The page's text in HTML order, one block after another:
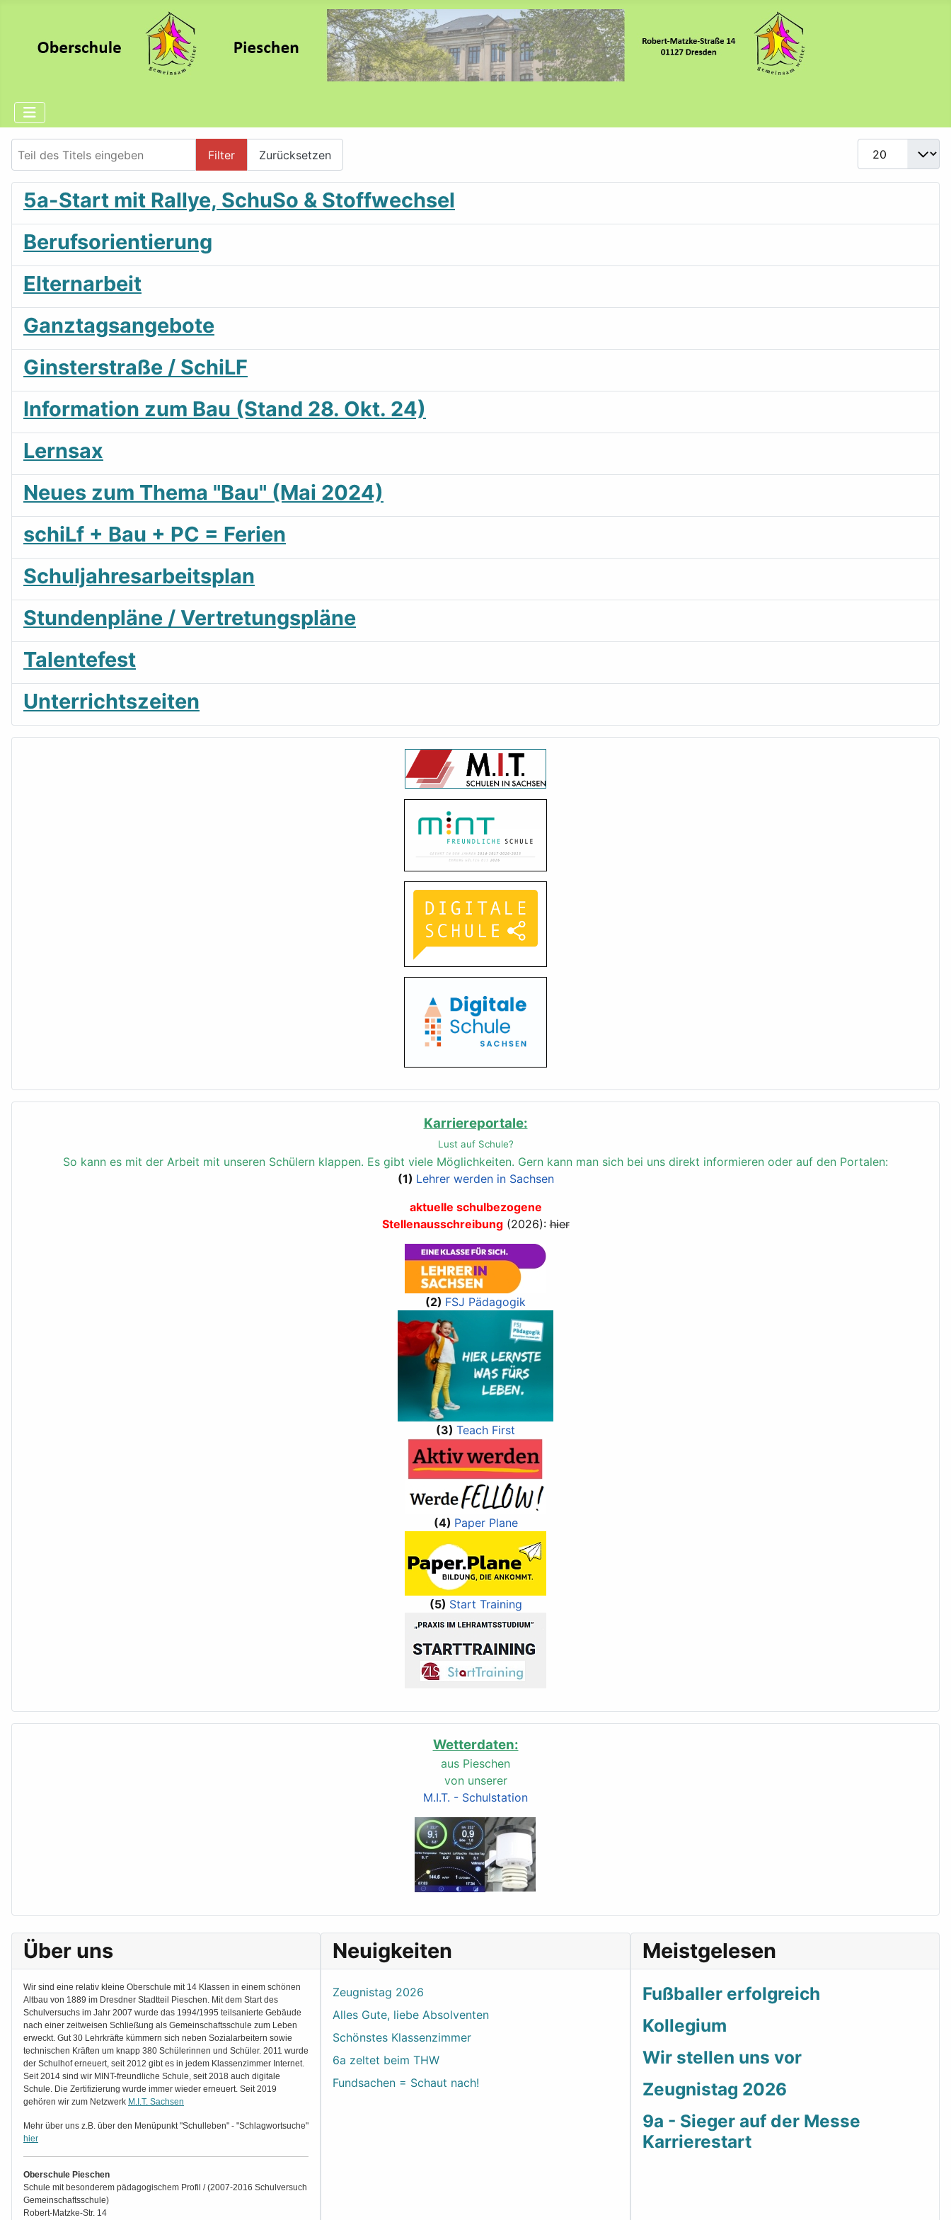
Filter Zurücksetzen
Anzeige #
5a-Start mit Rallye, SchuSo & Stoffwechsel
Berufsorientierung
Elternarbeit
Ganztagsangebote
Ginsterstraße / SchiLF
Information zum Bau (Stand 28. Okt. 24)
Lernsax
Neues zum Thema "Bau" (Mai 2024)
schiLf + Bau + PC = Ferien
Schuljahresarbeitsplan
Stundenpläne / Vertretungspläne
Talentefest
Unterrichtszeiten
Karriereportale:
Lust auf Schule?
So kann es mit der Arbeit mit unseren Schülern klappen. Es gibt viele Möglichkeiten. Gern kann man sich bei uns direkt informieren oder auf den Portalen:
(1) Lehrer werden in Sachsen
aktuelle schulbezogene
Stellenausschreibung(2026):hier
(2) FSJ Pädagogik
(3) Teach First
(4) Paper Plane
(5) Start Training
Wetterdaten:
aus Pieschen
von unserer
M.I.T. - Schulstation
Über uns
Wir sind eine relativ kleine Oberschule mit 14 Klassen in einem schönen
Altbau von 1889 im Dresdner Stadtteil Pieschen. Mit dem Start des
Schulversuchs im Jahr 2007 wurde das 1994/1995 teilsanierte Gebäude
nach einer zeitweisen Schließung als Gemeinschaftsschule zum Leben
erweckt. Gut 30 Lehrkräfte kümmern sich neben Sozialarbeitern sowie
technischen Kräften um knapp 380 Schülerinnen und Schüler. 2011 wurde
der Schulhof erneuert, seit 2012 gibt es in jedem Klassenzimmer Internet.
Seit 2014 sind wir MINT-freundliche Schule, seit 2018 auch digitale
Schule. Die Zertifizierung wurde immer wieder erneuert. Seit 2019
gehören wir zum Netzwerk M.I.T. Sachsen
Mehr über uns z.B. über den Menüpunkt "Schulleben" - "Schlagwortsuche"
hier
Oberschule Pieschen
Schule mit besonderem pädagogischem Profil / (2007-2016 Schulversuch
Gemeinschaftsschule)
Robert-Matzke-Str. 14
Neuigkeiten
Zeugnistag 2026
Alles Gute, liebe Absolventen
Schönstes Klassenzimmer
6a zeltet beim THW
Fundsachen = Schaut nach!
Meistgelesen
Fußballer erfolgreich
Kollegium
Wir stellen uns vor
Zeugnistag 2026
9a - Sieger auf der Messe
Karrierestart